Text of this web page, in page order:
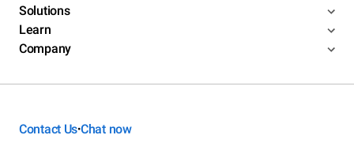
Solutions
Learn
Company
Contact Us•Chat now